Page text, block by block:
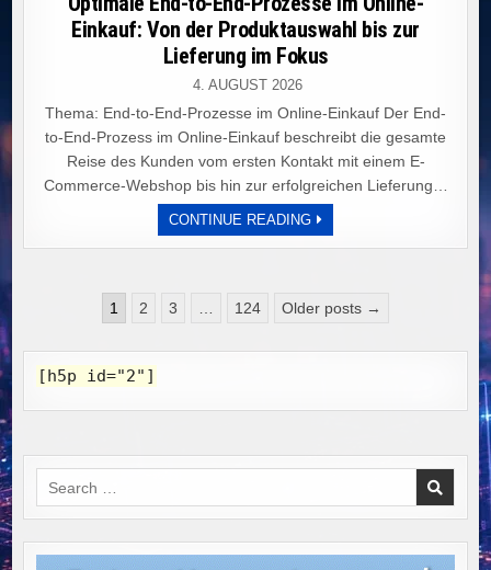
Einkauf: Von der Produktauswahl bis zur
Lieferung im Fokus
4. AUGUST 2026
Thema: End-to-End-Prozesse im Online-Einkauf Der End-
to-End-Prozess im Online-Einkauf beschreibt die gesamte
Reise des Kunden vom ersten Kontakt mit einem E-
Commerce-Webshop bis hin zur erfolgreichen Lieferung…
CONTINUE READINGOPTIMALE
END-
TO-
ONLINE-
EINKAUF:
Seitennummerierung
Beiträge
1 2 3 124 Older posts →
[h5p id="2"]
Search
for: